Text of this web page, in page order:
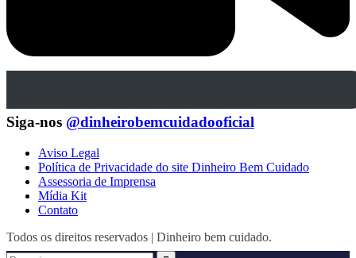
Siga-nos @dinheirobemcuidadooficial
Aviso Legal
Política de Privacidade do site Dinheiro Bem Cuidado
Assessoria de Imprensa
Mídia Kit
Contato
Todos os direitos reservados | Dinheiro bem cuidado.